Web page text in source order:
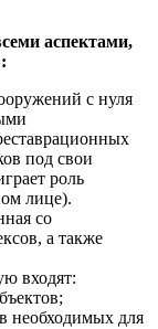
аспектами,
с нуля
под свои
роль
лице).
со
а также
входят:
необходимых для